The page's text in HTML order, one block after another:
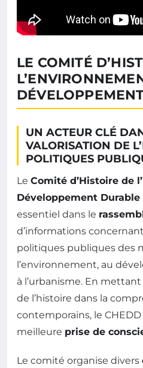
LE COMITÉ
UN ACTEUR CLÉ
VALORISATION DE
POLITIQUES
Le Comité d’Histoire de
Développement Durable
essentiel dans le
d’informations
politiques publiques des
l’environnement, au
à l’urbanisme. En
de l’histoire dans la
contemporains, le
meilleure prise de
Le comité organise divers